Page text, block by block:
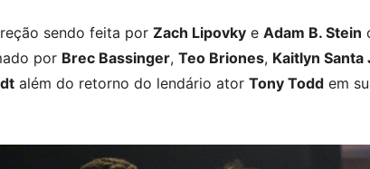
sendo feita por Zach Lipovky e Adam B. Stein
por Brec Bassinger, Teo Briones, Kaitlyn Santa
além do retorno do lendário ator Tony Todd em